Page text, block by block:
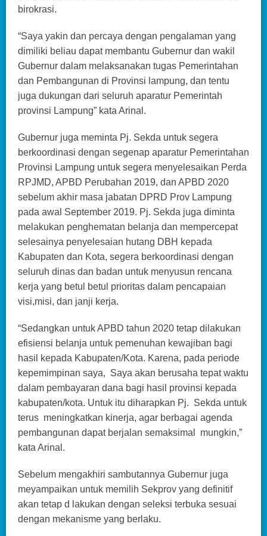
birokrasi.
“Saya yakin dan percaya dengan pengalaman yang
dimiliki beliau dapat membantu Gubernur dan wakil
Gubernur dalam melaksanakan tugas Pemerintahan
dan Pembangunan di Provinsi lampung, dan tentu
juga dukungan dari seluruh aparatur Pemerintah
provinsi Lampung” kata Arinal.
Gubernur juga meminta Pj. Sekda untuk segera
berkoordinasi dengan segenap aparatur Pemerintahan
Provinsi Lampung untuk segera menyelesaikan Perda
RPJMD, APBD Perubahan 2019, dan APBD 2020
sebelum akhir masa jabatan DPRD Prov Lampung
pada awal September 2019. Pj. Sekda juga diminta
melakukan penghematan belanja dan mempercepat
selesainya penyelesaian hutang DBH kepada
Kabupaten dan Kota, segera berkoordinasi dengan
seluruh dinas dan badan untuk menyusun rencana
kerja yang betul betul prioritas dalam pencapaian
visi,misi, dan janji kerja.
“Sedangkan untuk APBD tahun 2020 tetap dilakukan
efisiensi belanja untuk pemenuhan kewajiban bagi
hasil kepada Kabupaten/Kota. Karena, pada periode
kepemimpinan saya, Saya akan berusaha tepat waktu
dalam pembayaran dana bagi hasil provinsi kepada
kabupaten/kota. Untuk itu diharapkan Pj. Sekda untuk
terus meningkatkan kinerja, agar berbagai agenda
pembangunan dapat berjalan semaksimal mungkin,”
kata Arinal.
Sebelum mengakhiri sambutannya Gubernur juga
meyampaikan untuk memilih Sekprov yang definitif
akan tetap d lakukan dengan seleksi terbuka sesuai
dengan mekanisme yang berlaku.